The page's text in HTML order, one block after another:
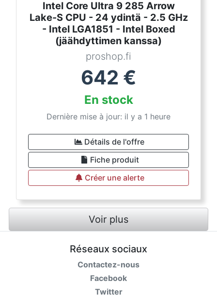
Intel Core Ultra 9 285 Arrow
Lake-S CPU - 24 ydintä - 2.5 GHz
- Intel LGA1851 - Intel Boxed
(jäähdyttimen kanssa)
proshop.fi
642 €
En stock
Dernière mise à jour: il y a 1 heure
Détails de l'offre
Fiche produit
Créer une alerte
Voir plus
Réseaux sociaux
Contactez-nous
Facebook
Twitter